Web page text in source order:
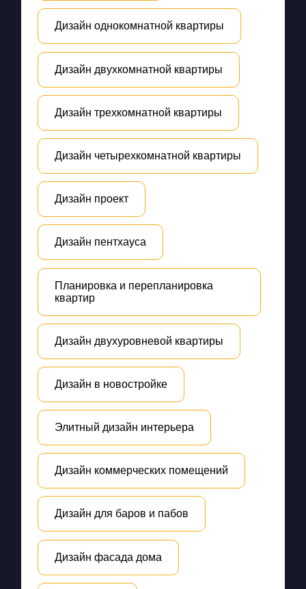
Дизайн однокомнатной квартиры
Дизайн двухкомнатной квартиры
Дизайн трехкомнатной квартиры
Дизайн четырехкомнатной квартиры
Дизайн проект
Дизайн пентхауса
Планировка и перепланировка
квартир
Дизайн двухуровневой квартиры
Дизайн в новостройке
Элитный дизайн интерьера
Дизайн коммерческих помещений
Дизайн для баров и пабов
Дизайн фасада дома